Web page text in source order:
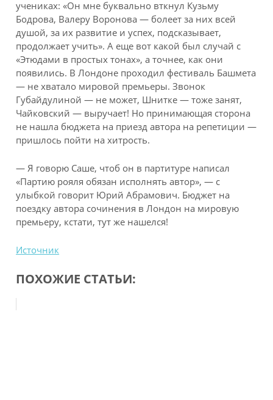
учениках: «Он мне буквально вткнул Кузьму
Бодрова, Валеру Воронова — болеет за них всей
душой, за их развитие и успех, подсказывает,
продолжает учить». А еще вот какой был случай с
«Этюдами в простых тонах», а точнее, как они
появились. В Лондоне проходил фестиваль Башмета
— не хватало мировой премьеры. Звонок
Губайдулиной — не может, Шнитке — тоже занят,
Чайковский — выручает! Но принимающая сторона
не нашла бюджета на приезд автора на репетиции —
пришлось пойти на хитрость.
— Я говорю Саше, чтоб он в партитуре написал
«Партию рояля обязан исполнять автор», — с
улыбкой говорит Юрий Абрамович. Бюджет на
поездку автора сочинения в Лондон на мировую
премьеру, кстати, тут же нашелся!
Источник
ПОХОЖИЕ СТАТЬИ: